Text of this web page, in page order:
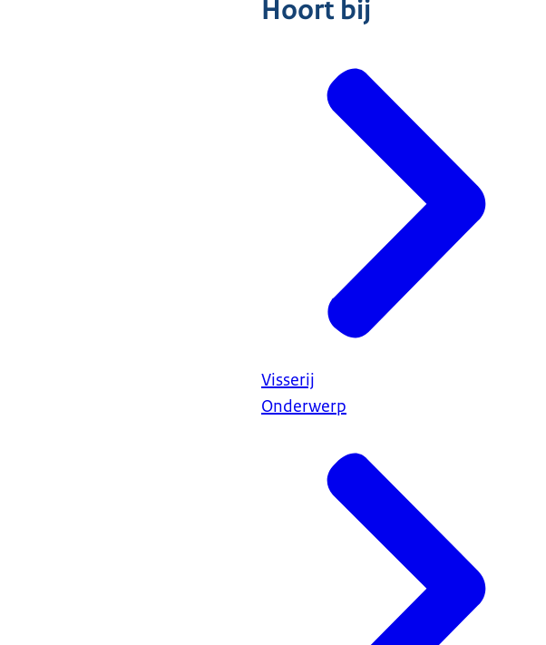
Hoort bij
Visserij
Onderwerp